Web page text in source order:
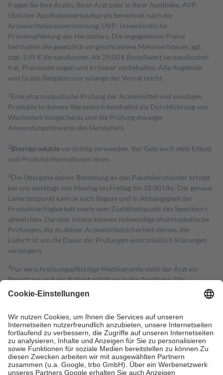
fragen Sie Ihre Ärztin, Ihren Arzt oder in Ihrer Apotheke. AVP:
Üblicher Apothekenverkaufspreis berechnet nach der
Arzneimittelpreisverordnung. UVP: Unverbindliche
Preisempfehlung des Herstellers. Die angegebenen Preise
beinhalten die gesetzlich vorgeschriebene Mehrwertsteuer, ggf.
zzgl. 3,95 € Versandkosten. Ab 29,00 € Bestell­wert versand­kosten­
frei. Preisänderungen und Irrtümer vorbehalten. Alle Angebote
und Gratis-Beigaben nur solange der Vorrat reicht.
1 Eine pharmazeutische Prüfung der Arzneimittel und sonstigen
Produkte in deinem Warenkorb beinhaltet die Durchführung von
Wechselwirkungschecks und die Prüfung etwaiger
Anwendungshinweise des Herstellers.
2Biozidproduktevorsichtig verwenden. Vor Gebrauch stets Etikett
und Produktinformationen lesen.
3Die Übergabe deiner Bestellung an den Paketdienstleister erfolgt
bei uns werktags von Montag bis Freitag bis 18:00 Uhr. Der genaue
Lieferzeitpunkt kann je nach Region und in Abhängigkeit der
Produktverfügbarkeit sowie vom Zustellzeitpunkt des Spediteurs
abweichen. Darüber hinaus können notwendige pharmazeutische
Prüfungen, die zu deiner Arzneimittelsicherheit dienen, die
Lieferfrist um die Dauer der Prüfungen einschließlich Klärungen
verlängern.
4Für verschreibungspflichtige Medikamente stellt der Arzt ein
Rezept aus und der Patient erhält sie in der Apotheke. Die
gesetzliche Krankenversicherung übernimmt in der Regel die
Kosten dafür, der Versicherte trägt einen Teil davon als Zuzahlung
Grundsätzlich leisten Mitglieder Zuzahlungen in Höhe von zehn
Prozent des Abgabepreises,mindestens jedochfünf Euround
höchstens zehn Euro.Es sind jedoch nie mehr als die tatsächlichen
Kosten der Leistung zu entrichten.
Diese Regeln gelten grundsätzlich auch für Online-Apotheken.
Bei Heilmitteln und häuslicher Krankenpflege beträgt die